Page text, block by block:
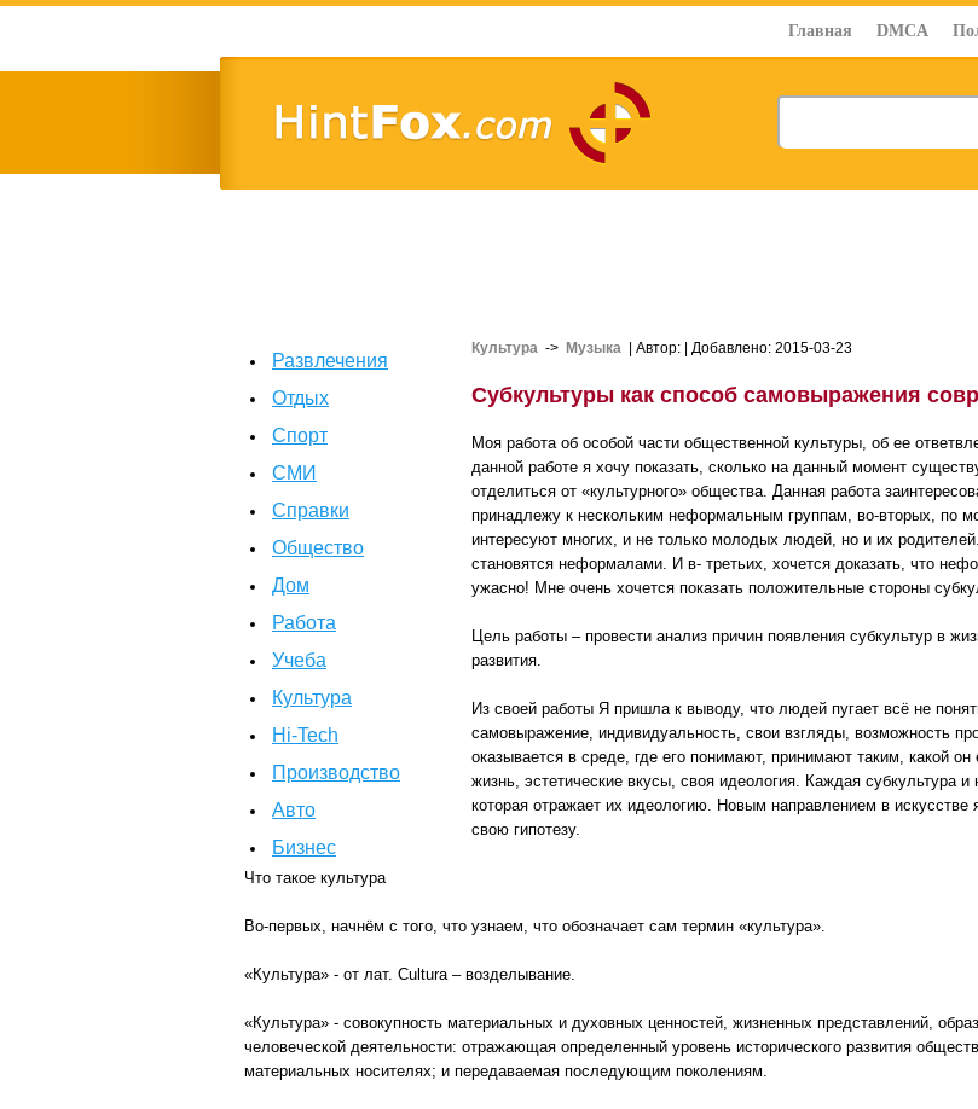
Главная DMCA
Развлечения
Отдых
Спорт
СМИ
Справки
Общество
Дом
Работа
Учеба
Культура
Hi-Tech
Производство
Авто
Бизнес
Культура -> Музыка | Автор: | Добавлено: 2015-03-23
Субкультуры как способ самовыражения
Моя работа об особой части общественной культуры, об ее
данной работе я хочу показать, сколько на данный момент
отделиться от «культурного» общества. Данная работа
принадлежу к нескольким неформальным группам, во-вторых, по
интересуют многих, и не только молодых людей, но и их
становятся неформалами. И в- третьих, хочется доказать, что
ужасно! Мне очень хочется показать положительные стороны
Цель работы – провести анализ причин появления субкультур в
развития.
Из своей работы Я пришла к выводу, что людей пугает всё не
самовыражение, индивидуальность, свои взгляды, возможность
оказывается в среде, где его понимают, принимают таким, какой
жизнь, эстетические вкусы, своя идеология. Каждая субкультура
которая отражает их идеологию. Новым направлением в
свою гипотезу.
Что такое культура
Во-первых, начнём с того, что узнаем, что обозначает сам термин «культура».
«Культура» - от лат. Cultura – возделывание.
«Культура» - совокупность материальных и духовных ценностей, жизненных представлений,
человеческой деятельности: отражающая определенный уровень исторического развития
материальных носителях; и передаваемая последующим поколениям.